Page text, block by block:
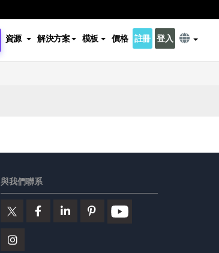
資源 解決方案 模板 價格 註冊 登入
與我們聯系